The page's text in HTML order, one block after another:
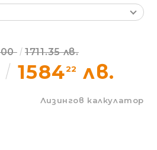
Регистрация
158422 лв.
1711.35 лв.
Лизингов калкулатор